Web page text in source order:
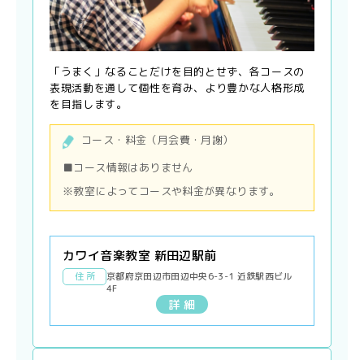
「うまく」なることだけを目的とせず、各コースの
表現活動を通して個性を育み、より豊かな人格形成
を目指します。
コース・料金（月会費・月謝）
■コース情報はありません
※教室によってコースや料金が異なります。
カワイ音楽教室 新田辺駅前
住 所
京都府京田辺市田辺中央6-3-1 近鉄駅西ビル
4F
詳 細